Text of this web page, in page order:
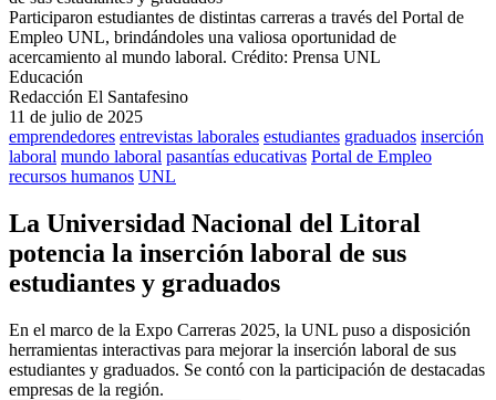
Participaron estudiantes de distintas carreras a través del Portal de
Empleo UNL, brindándoles una valiosa oportunidad de
acercamiento al mundo laboral. Crédito: Prensa UNL
Educación
Redacción El Santafesino
11 de julio de 2025
emprendedores entrevistas laborales estudiantes graduados inserción
laboral mundo laboral pasantías educativas Portal de Empleo
recursos humanos UNL
La Universidad Nacional del Litoral
potencia la inserción laboral de sus
estudiantes y graduados
En el marco de la Expo Carreras 2025, la UNL puso a disposición
herramientas interactivas para mejorar la inserción laboral de sus
estudiantes y graduados. Se contó con la participación de destacadas
empresas de la región.